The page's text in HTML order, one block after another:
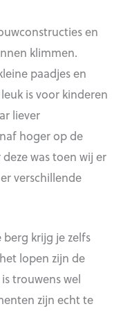
en
klimmen.
paadjes en
is voor kinderen
liever
hoger op de
was toen wij er
verschillende
krijg je zelfs
lopen zijn de
trouwens wel
zijn echt te